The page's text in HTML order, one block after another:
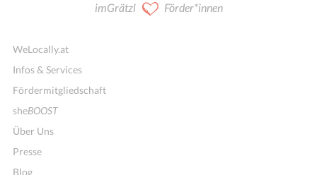
imGrätzl Förder*innen
WeLocally.at
Infos & Services
Fördermitgliedschaft
sheBOOST
Über Uns
Presse
Blog